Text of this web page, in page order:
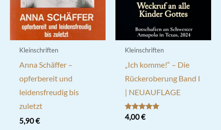
Kleinschriften
Anna Schäffer –
opferbereit und
leidensfreudig bis
zuletzt
5,90€
Kleinschriften
„Ich komme!“ – Die
Rückeroberung Band I
| NEUAUFLAGE
Bewertet mit
5.00
4,00€